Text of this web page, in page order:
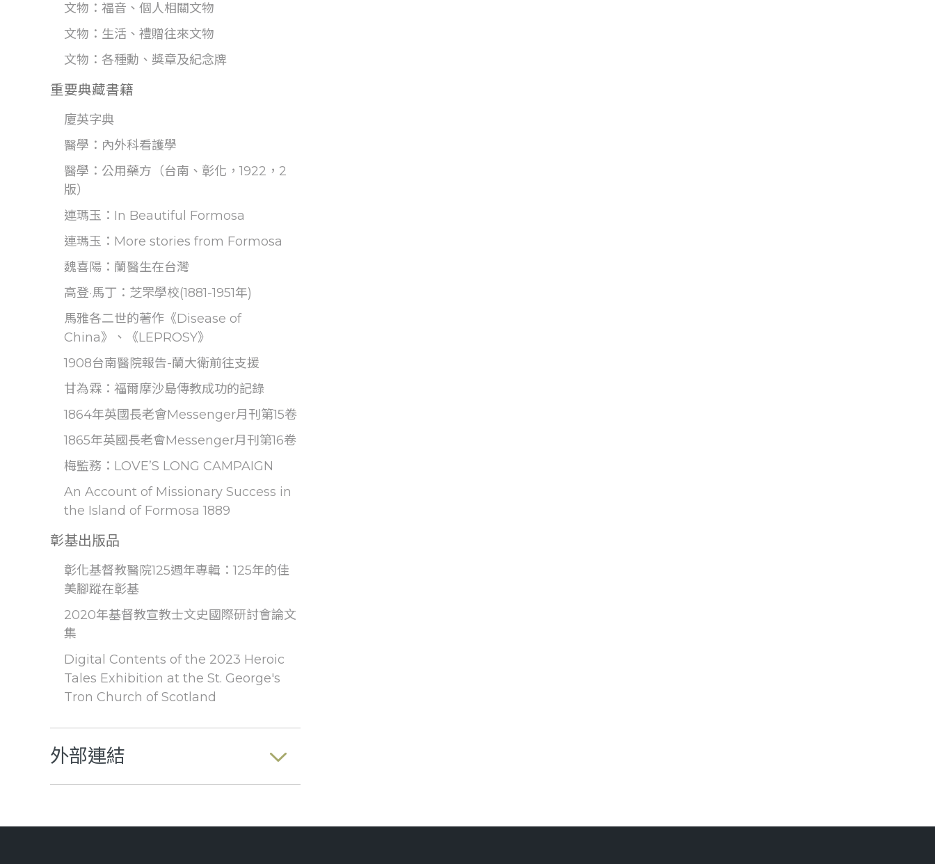
文物：福音、個人相關文物
文物：生活、禮贈往來文物
文物：各種勳、獎章及紀念牌
重要典藏書籍
廈英字典
醫學：內外科看護學
醫學：公用藥方（台南、彰化，1922，2
版）
連瑪玉：In Beautiful Formosa
連瑪玉：More stories from Formosa
魏喜陽：蘭醫生在台灣
高登·馬丁：芝罘學校(1881-1951年)
馬雅各二世的著作《Disease of
China》、《LEPROSY》
1908台南醫院報告-蘭大衛前往支援
甘為霖：福爾摩沙島傳教成功的記錄
1864年英國長老會Messenger月刊第15卷
1865年英國長老會Messenger月刊第16卷
梅監務：LOVE’S LONG CAMPAIGN
An Account of Missionary Success in
the Island of Formosa 1889
彰基出版品
彰化基督教醫院125週年專輯：125年的佳
美腳蹤在彰基
2020年基督教宣教士文史國際研討會論文
集
Digital Contents of the 2023 Heroic
Tales Exhibition at the St. George's
Tron Church of Scotland
外部連結